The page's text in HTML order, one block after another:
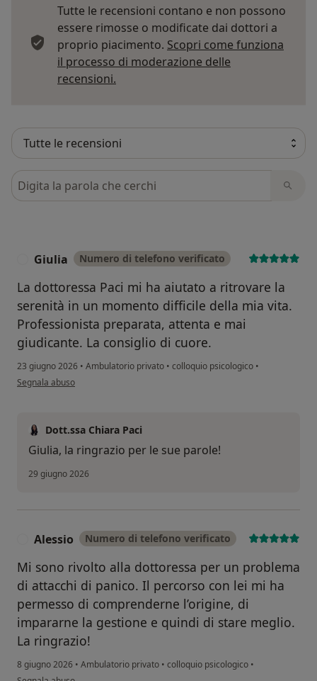
Tutte le recensioni contano e non possono
essere rimosse o modificate dai dottori a
proprio piacimento. Scopri come funziona
il processo di moderazione delle
recensioni.
Cerca nelle recensioni
Giulia Numero di telefono verificato
La dottoressa Paci mi ha aiutato a ritrovare la
serenità in un momento difficile della mia vita.
Professionista preparata, attenta e mai
giudicante. La consiglio di cuore.
23 giugno 2026 • Ambulatorio privato • colloquio psicologico •
secondo l'opinione dell'utente Giulia
Segnala abuso
Dott.ssa Chiara Paci
Giulia, la ringrazio per le sue parole!
29 giugno 2026
Alessio Numero di telefono verificato
Mi sono rivolto alla dottoressa per un problema
di attacchi di panico. Il percorso con lei mi ha
permesso di comprenderne l’origine, di
impararne la gestione e quindi di stare meglio.
La ringrazio!
8 giugno 2026 • Ambulatorio privato • colloquio psicologico •
secondo l'opinione dell'utente Alessio